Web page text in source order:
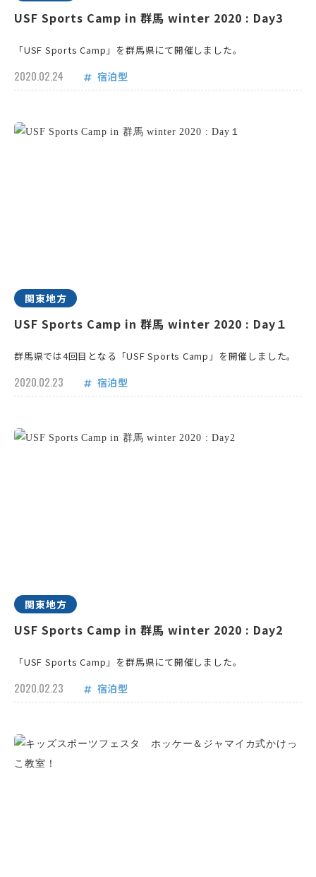
USF Sports Camp in 群馬 winter 2020 : Day3
「USF Sports Camp」を群馬県にて開催しました。
2020.02.24 宿泊型
関東地方
USF Sports Camp in 群馬 winter 2020 : Day１
群馬県では4回目となる「USF Sports Camp」を開催しました。
2020.02.23 宿泊型
関東地方
USF Sports Camp in 群馬 winter 2020 : Day2
「USF Sports Camp」を群馬県にて開催しました。
2020.02.23 宿泊型